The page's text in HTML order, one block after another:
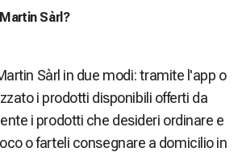
Sàrl?
Sàrl in due modi: tramite l'app o
i prodotti disponibili offerti da
i prodotti che desideri ordinare e
o farteli consegnare a domicilio in